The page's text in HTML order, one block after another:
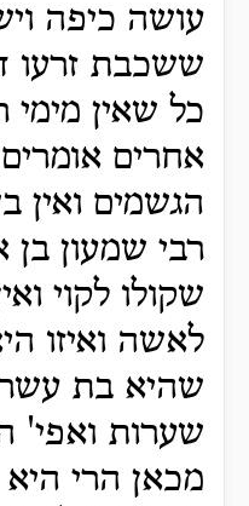
עושה כיפה
ששכבת זרעו
כל שאין מימי
אחרים
הגשמים ואין
רבי שמעון בן
שקולו לקוי
לאשה ואיזו
שהיא בת
שערות ואפי'
מכאן הרי היא